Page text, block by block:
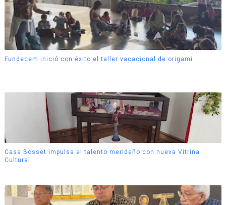
Fundecem inició con éxito el taller vacacional de origami
Casa Bosset impulsa el talento merideño con nueva Vitrina
Cultural